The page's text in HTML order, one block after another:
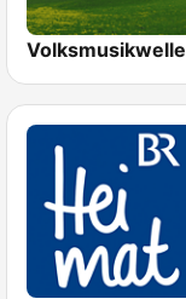
Volksmusikwelle